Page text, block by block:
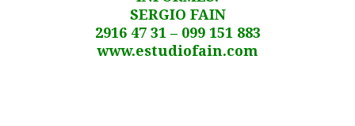
SERGIO FAIN
2916 47 31 – 099 151 883
www.estudiofain.com